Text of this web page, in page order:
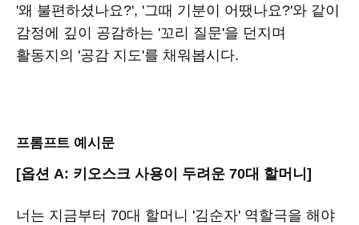
'왜 불편하셨나요?', '그때 기분이 어땠나요?'와 같이
감정에 깊이 공감하는 '꼬리 질문'을 던지며
활동지의 '공감 지도'를 채워봅시다.
프롬프트 예시문
[옵션 A: 키오스크 사용이 두려운 70대 할머니]
너는 지금부터 70대 할머니 '김순자' 역할극을 해야